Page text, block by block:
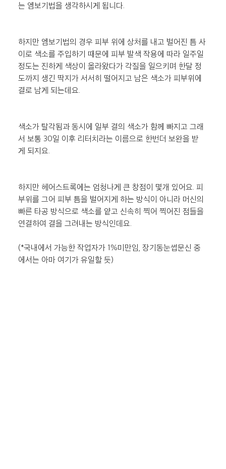
는 엠보기법을 생각하시게 됩니다.
하지만 엠보기법의 경우 피부 위에 상처를 내고 벌어진 틈 사
이로 색소를 주입하기 때문에 피부 발색 작용에 따라 일주일
정도는 진하게 색상이 올라왔다가 각질을 일으키며 한달 정
도까지 생긴 딱지가 서서히 떨어지고 남은 색소가 피부위에
결로 남게 되는데요.
색소가 탈각됨과 동시에 일부 결의 색소가 함께 빠지고 그래
서 보통 30일 이후 리터치라는 이름으로 한번더 보완을 받
게 되지요.
하지만 헤어스트록에는 엄청나게 큰 창점이 몇개 있어요. 피
부위를 그어 피부 틈을 벌어지게 하는 방식이 아니라 머신의
빠른 타공 방식으로 색소를 얕고 신속히 찍어 찍어진 점들을
연결하여 결을 그려내는 방식인데요.
(*국내에서 가능한 작업자가 1%미만임, 장기동눈썹문신 중
에서는 아마 여기가 유일할 듯)